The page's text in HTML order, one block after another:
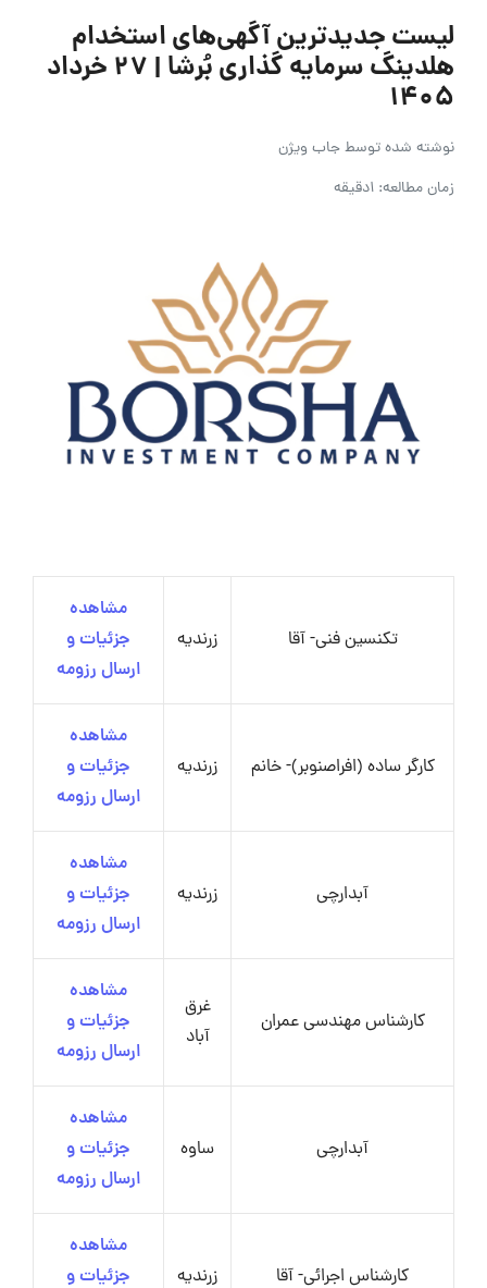
لیست جدیدترین آگهی‌های استخدام
هلدینگ سرمایه گذاری بُرشا | ۲۷ خرداد
۱۴۰۵
نوشته شده توسطجاب ویژن
زمان مطالعه: 1دقیقه
تکنسین فنی- آقا زرندیه
مشاهده
جزئیات و
ارسال رزومه
کارگر ساده (افراصنوبر)- خانم زرندیه
مشاهده
جزئیات و
ارسال رزومه
آبدارچی زرندیه
مشاهده
جزئیات و
ارسال رزومه
کارشناس مهندسی عمران
غرق
آباد
مشاهده
جزئیات و
ارسال رزومه
آبدارچی ساوه
مشاهده
جزئیات و
ارسال رزومه
کارشناس اجرائی- آقا زرندیه
مشاهده
جزئیات و